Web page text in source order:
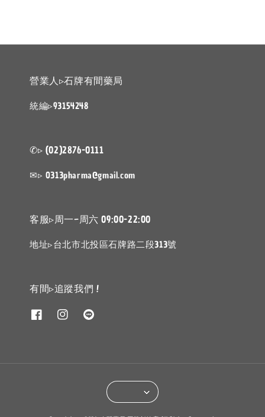
營業人▹石牌有間藥局
統編▹93154248
✆▹ (02)2876-0111
✉▹ 0313pharma@gmail.com
客服▹周一~周六 09:00-22:00
地址▹台北市北投區石牌路二段313號
有間▹追蹤我們 !